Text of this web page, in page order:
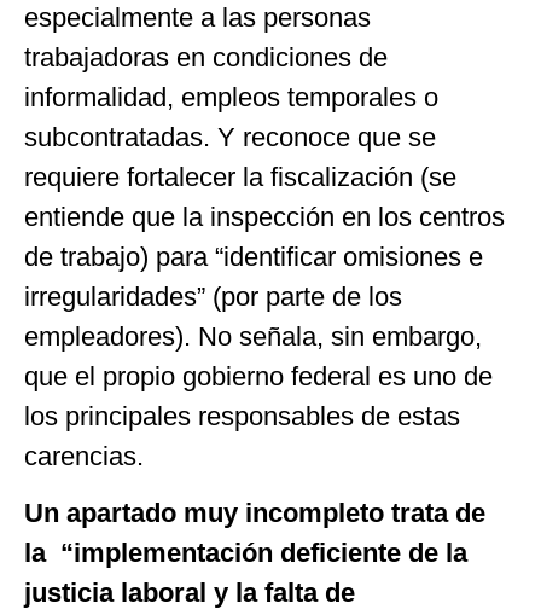
especialmente a las personas
trabajadoras en condiciones de
informalidad, empleos temporales o
subcontratadas. Y reconoce que se
requiere fortalecer la fiscalización (se
entiende que la inspección en los centros
de trabajo) para “identificar omisiones e
irregularidades” (por parte de los
empleadores). No señala, sin embargo,
que el propio gobierno federal es uno de
los principales responsables de estas
carencias.
Un apartado muy incompleto trata de
la “implementación deficiente de la
justicia laboral y la falta de